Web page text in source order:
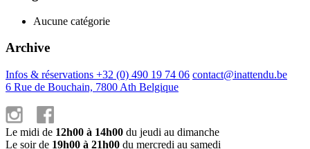
Aucune catégorie
Archive
Infos & réservations +32 (0) 490 19 74 06 contact@inattendu.be
6 Rue de Bouchain, 7800 Ath Belgique
Le midi de 12h00 à 14h00 du jeudi au dimanche
Le soir de 19h00 à 21h00 du mercredi au samedi